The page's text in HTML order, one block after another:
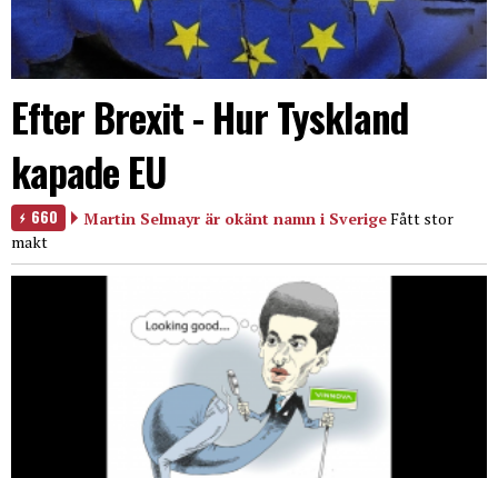
Efter Brexit - Hur Tyskland
kapade EU
660 Martin Selmayr är okänt namn i SverigeFått stor
makt